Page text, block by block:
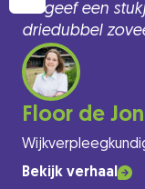
“Ik geef een
driedubbel
Floor de
Bekijk verhaal